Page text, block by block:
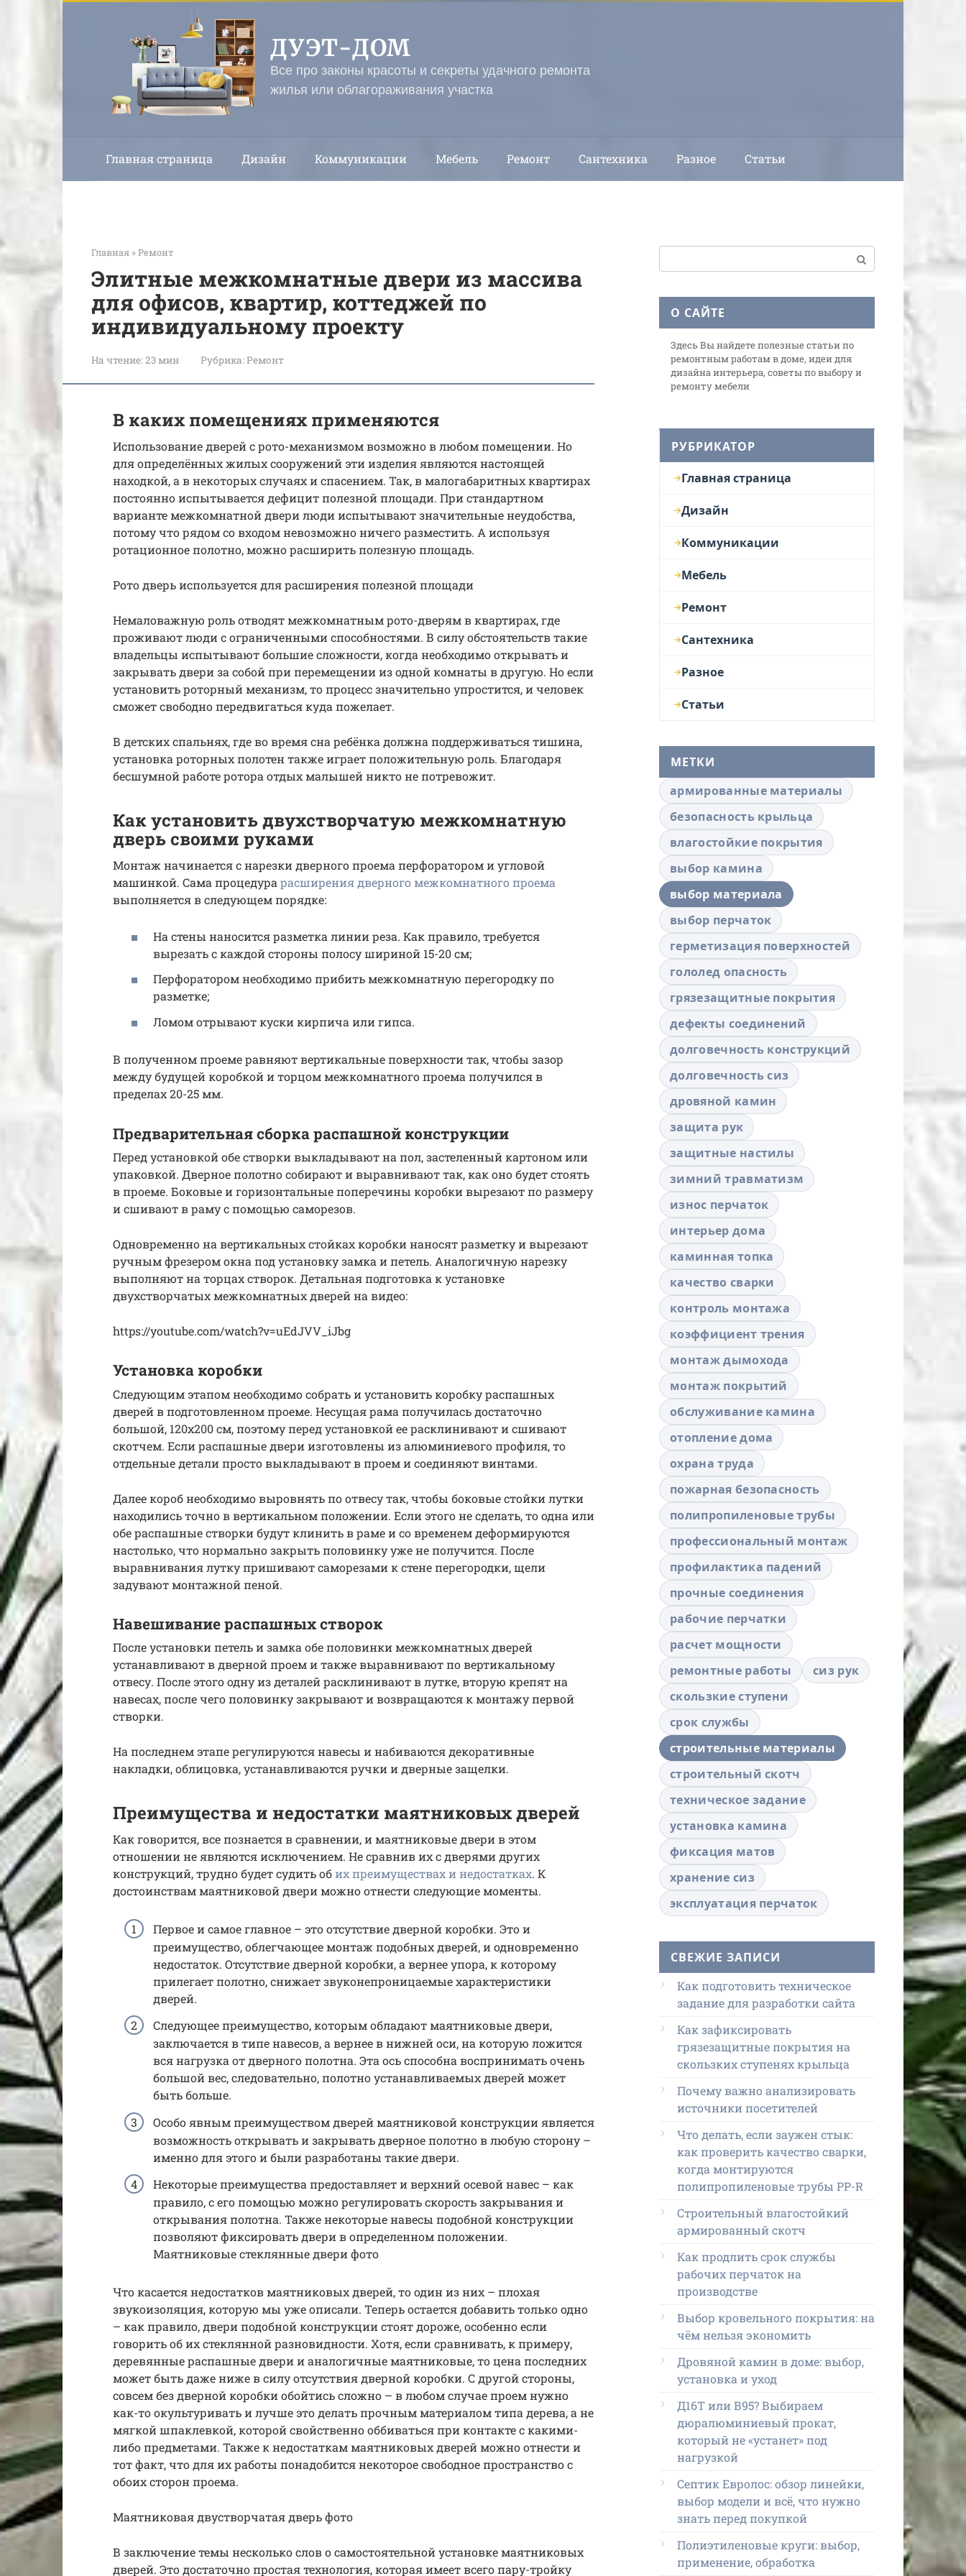
ДУЭТ-ДОМ
Все про законы красоты и секреты удачного ремонта
жилья или облагораживания участка
Главная страница Дизайн Коммуникации Мебель Ремонт Сантехника Разное Статьи
Главная »Ремонт
Элитные межкомнатные двери из массива
для офисов, квартир, коттеджей по
индивидуальному проекту
На чтение:23 мин Рубрика:Ремонт
В каких помещениях применяются
Использование дверей с рото-механизмом возможно в любом помещении. Но
для определённых жилых сооружений эти изделия являются настоящей
находкой, а в некоторых случаях и спасением. Так, в малогабаритных квартирах
постоянно испытывается дефицит полезной площади. При стандартном
варианте межкомнатной двери люди испытывают значительные неудобства,
потому что рядом со входом невозможно ничего разместить. А используя
ротационное полотно, можно расширить полезную площадь.
Рото дверь используется для расширения полезной площади
Немаловажную роль отводят межкомнатным рото-дверям в квартирах, где
проживают люди с ограниченными способностями. В силу обстоятельств такие
владельцы испытывают большие сложности, когда необходимо открывать и
закрывать двери за собой при перемещении из одной комнаты в другую. Но если
установить роторный механизм, то процесс значительно упростится, и человек
сможет свободно передвигаться куда пожелает.
В детских спальнях, где во время сна ребёнка должна поддерживаться тишина,
установка роторных полотен также играет положительную роль. Благодаря
бесшумной работе ротора отдых малышей никто не потревожит.
Как установить двухстворчатую межкомнатную
дверь своими руками
Монтаж начинается с нарезки дверного проема перфоратором и угловой
машинкой. Сама процедура расширения дверного межкомнатного проема
выполняется в следующем порядке:
На стены наносится разметка линии реза. Как правило, требуется
вырезать с каждой стороны полосу шириной 15-20 см;
Перфоратором необходимо прибить межкомнатную перегородку по
разметке;
Ломом отрывают куски кирпича или гипса.
В полученном проеме равняют вертикальные поверхности так, чтобы зазор
между будущей коробкой и торцом межкомнатного проема получился в
пределах 20-25 мм.
Предварительная сборка распашной конструкции
Перед установкой обе створки выкладывают на пол, застеленный картоном или
упаковкой. Дверное полотно собирают и выравнивают так, как оно будет стоять
в проеме. Боковые и горизонтальные поперечины коробки вырезают по размеру
и сшивают в раму с помощью саморезов.
Одновременно на вертикальных стойках коробки наносят разметку и вырезают
ручным фрезером окна под установку замка и петель. Аналогичную нарезку
выполняют на торцах створок. Детальная подготовка к установке
двухстворчатых межкомнатных дверей на видео:
https://youtube.com/watch?v=uEdJVV_iJbg
Установка коробки
Следующим этапом необходимо собрать и установить коробку распашных
дверей в подготовленном проеме. Несущая рама получилась достаточно
большой, 120х200 см, поэтому перед установкой ее расклинивают и сшивают
скотчем. Если распашные двери изготовлены из алюминиевого профиля, то
отдельные детали просто выкладывают в проем и соединяют винтами.
Далее короб необходимо выровнять по отвесу так, чтобы боковые стойки лутки
находились точно в вертикальном положении. Если этого не сделать, то одна или
обе распашные створки будут клинить в раме и со временем деформируются
настолько, что нормально закрыть половинку уже не получится. После
выравнивания лутку пришивают саморезами к стене перегородки, щели
задувают монтажной пеной.
Навешивание распашных створок
После установки петель и замка обе половинки межкомнатных дверей
устанавливают в дверной проем и также выравнивают по вертикальному
отвесу. После этого одну из деталей расклинивают в лутке, вторую крепят на
навесах, после чего половинку закрывают и возвращаются к монтажу первой
створки.
На последнем этапе регулируются навесы и набиваются декоративные
накладки, облицовка, устанавливаются ручки и дверные защелки.
Преимущества и недостатки маятниковых дверей
Как говорится, все познается в сравнении, и маятниковые двери в этом
отношении не являются исключением. Не сравнив их с дверями других
конструкций, трудно будет судить об их преимуществах и недостатках. К
достоинствам маятниковой двери можно отнести следующие моменты.
Первое и самое главное – это отсутствие дверной коробки. Это и
преимущество, облегчающее монтаж подобных дверей, и одновременно
недостаток. Отсутствие дверной коробки, а вернее упора, к которому
прилегает полотно, снижает звуконепроницаемые характеристики
дверей.
Следующее преимущество, которым обладают маятниковые двери,
заключается в типе навесов, а вернее в нижней оси, на которую ложится
вся нагрузка от дверного полотна. Эта ось способна воспринимать очень
большой вес, следовательно, полотно устанавливаемых дверей может
быть больше.
Особо явным преимуществом дверей маятниковой конструкции является
возможность открывать и закрывать дверное полотно в любую сторону –
именно для этого и были разработаны такие двери.
Некоторые преимущества предоставляет и верхний осевой навес – как
правило, с его помощью можно регулировать скорость закрывания и
открывания полотна. Также некоторые навесы подобной конструкции
позволяют фиксировать двери в определенном положении.
Маятниковые стеклянные двери фото
Что касается недостатков маятниковых дверей, то один из них – плохая
звукоизоляция, которую мы уже описали. Теперь остается добавить только одно
– как правило, двери подобной конструкции стоят дороже, особенно если
говорить об их стеклянной разновидности. Хотя, если сравнивать, к примеру,
деревянные распашные двери и аналогичные маятниковые, то цена последних
может быть даже ниже в силу отсутствия дверной коробки. С другой стороны,
совсем без дверной коробки обойтись сложно – в любом случае проем нужно
как-то окультуривать и лучше это делать прочным материалом типа дерева, а не
мягкой шпаклевкой, которой свойственно оббиваться при контакте с какими-
либо предметами. Также к недостаткам маятниковых дверей можно отнести и
тот факт, что для их работы понадобится некоторое свободное пространство с
обоих сторон проема.
Маятниковая двустворчатая дверь фото
В заключение темы несколько слов о самостоятельной установке маятниковых
дверей. Это достаточно простая технология, которая имеет всего пару-тройку
О САЙТЕ
Здесь Вы найдете полезные статьи по
ремонтным работам в доме, идеи для
дизайна интерьера, советы по выбору и
ремонту мебели
РУБРИКАТОР
Главная страница
Дизайн
Коммуникации
Мебель
Ремонт
Сантехника
Разное
Статьи
МЕТКИ
армированные материалы
безопасность крыльца
влагостойкие покрытия
выбор камина
выбор материала
выбор перчаток
герметизация поверхностей
гололед опасность
грязезащитные покрытия
дефекты соединений
долговечность конструкций
долговечность сиз
дровяной камин
защита рук
защитные настилы
зимний травматизм
износ перчаток
интерьер дома
каминная топка
качество сварки
контроль монтажа
коэффициент трения
монтаж дымохода
монтаж покрытий
обслуживание камина
отопление дома
охрана труда
пожарная безопасность
полипропиленовые трубы
профессиональный монтаж
профилактика падений
прочные соединения
рабочие перчатки
расчет мощности
ремонтные работы
сиз рук
скользкие ступени
срок службы
строительные материалы
строительный скотч
техническое задание
установка камина
фиксация матов
хранение сиз
эксплуатация перчаток
СВЕЖИЕ ЗАПИСИ
Как подготовить техническое
задание для разработки сайта
Как зафиксировать
грязезащитные покрытия на
скользких ступенях крыльца
Почему важно анализировать
источники посетителей
Что делать, если заужен стык:
как проверить качество сварки,
когда монтируются
полипропиленовые трубы PP-R
Строительный влагостойкий
армированный скотч
Как продлить срок службы
рабочих перчаток на
производстве
Выбор кровельного покрытия: на
чём нельзя экономить
Дровяной камин в доме: выбор,
установка и уход
Д16Т или В95? Выбираем
дюралюминиевый прокат,
который не «устанет» под
нагрузкой
Септик Евролос: обзор линейки,
выбор модели и всё, что нужно
знать перед покупкой
Полиэтиленовые круги: выбор,
применение, обработка